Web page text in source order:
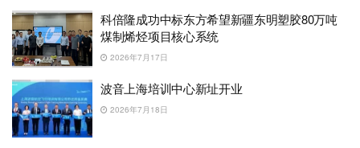
科倍隆成功中标东方希望新疆东明塑胶80万吨
煤制烯烃项目核心系统
2026年7月17日
波音上海培训中心新址开业
2026年7月18日